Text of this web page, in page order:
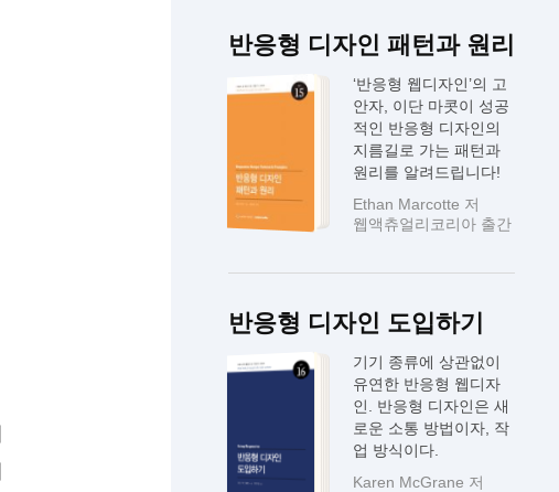
반응형 디자인 패턴과 원리
‘반응형 웹디자인’의 고
안자, 이단 마콧이 성공
적인 반응형 디자인의
지름길로 가는 패턴과
원리를 알려드립니다!
Ethan Marcotte 저
웹액츄얼리코리아 출간
반응형 디자인 도입하기
기기 종류에 상관없이
유연한 반응형 웹디자
인. 반응형 디자인은 새
로운 소통 방법이자, 작
업 방식이다.
Karen McGrane 저